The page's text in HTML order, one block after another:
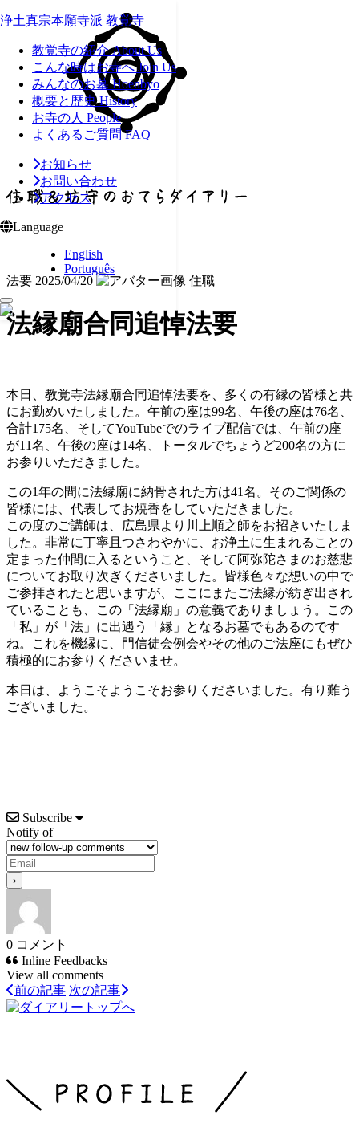
浄土真宗本願寺派 教覚寺
教覚寺の紹介 About Us
こんな時はお寺へ Join Us
みんなのお墓 Hoenbyo
概要と歴史 History
お寺の人 People
よくあるご質問 FAQ
お知らせ
お問い合わせ
アクセス
Language
English
Português
法要 2025/04/20 住職
法縁廟合同追悼法要
本日、教覚寺法縁廟合同追悼法要を、多くの有縁の皆様と共
にお勤めいたしました。午前の座は99名、午後の座は76名、
合計175名、そしてYouTubeでのライブ配信では、午前の座
が11名、午後の座は14名、トータルでちょうど200名の方に
お参りいただきました。
この1年の間に法縁廟に納骨された方は41名。そのご関係の
皆様には、代表してお焼香をしていただきました。
この度のご講師は、広島県より川上順之師をお招きいたしま
した。非常に丁寧且つさわやかに、お浄土に生まれることの
定まった仲間に入るということ、そして阿弥陀さまのお慈悲
についてお取り次ぎくださいました。皆様色々な想いの中で
ご参拝されたと思いますが、ここにまたご法縁が紡ぎ出され
ていることも、この「法縁廟」の意義でありましょう。この
「私」が「法」に出遇う「縁」となるお墓でもあるのです
ね。これを機縁に、門信徒会例会やその他のご法座にもぜひ
積極的にお参りくださいませ。
本日は、ようこそようこそお参りくださいました。有り難う
ございました。
Subscribe
Notify of
0 コメント
Inline Feedbacks
View all comments
前の記事 次の記事